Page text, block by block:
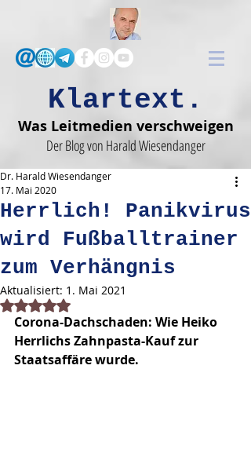
Klartext.
Was Leitmedien verschweigen
Der Blog von Harald Wiesendanger
Herrlich! Panikvirus
wird Fußballtrainer
zum Verhängnis
Dr. Harald Wiesendanger
17. Mai 2020
Aktualisiert: 1. Mai 2021
Mit NaN von 5 Sternen bewertet.
Corona-Dachschaden: Wie Heiko
Herrlichs Zahnpasta-Kauf zur
Staatsaffäre wurde.